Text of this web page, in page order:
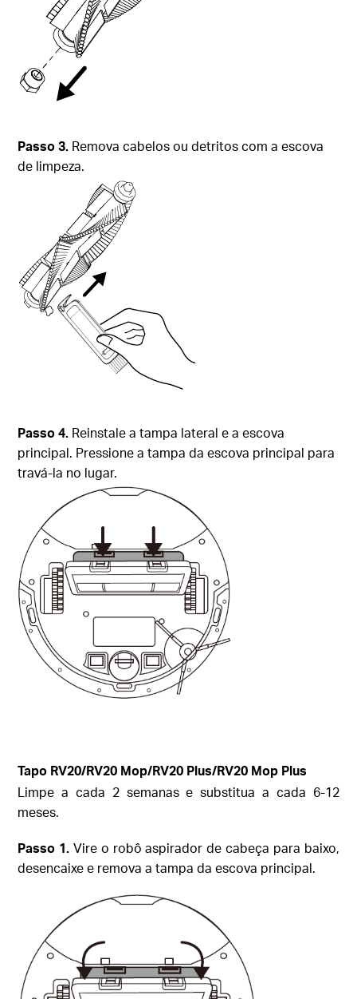
Passo 3. Remova cabelos ou detritos com a escova
de limpeza.
Passo 4. Reinstale a tampa lateral e a escova
principal. Pressione a tampa da escova principal para
travá-la no lugar.
Tapo RV20/RV20 Mop/RV20 Plus/RV20 Mop Plus
Limpe a cada 2 semanas e substitua a cada 6-12
meses.
Passo 1.Vire o robô aspirador de cabeça para baixo,
desencaixe e remova a tampa da escova principal.